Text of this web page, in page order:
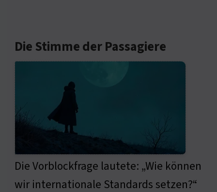
Die Stimme der Passagiere
Die Vorblockfrage lautete: „Wie können
wir internationale Standards setzen?“